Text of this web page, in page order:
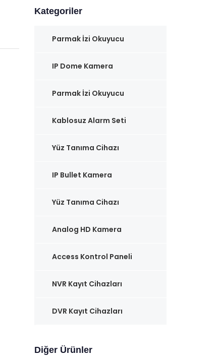
Kategoriler
Parmak İzi Okuyucu
IP Dome Kamera
Parmak İzi Okuyucu
Kablosuz Alarm Seti
Yüz Tanıma Cihazı
IP Bullet Kamera
Yüz Tanıma Cihazı
Analog HD Kamera
Access Kontrol Paneli
NVR Kayıt Cihazları
DVR Kayıt Cihazları
Diğer Ürünler